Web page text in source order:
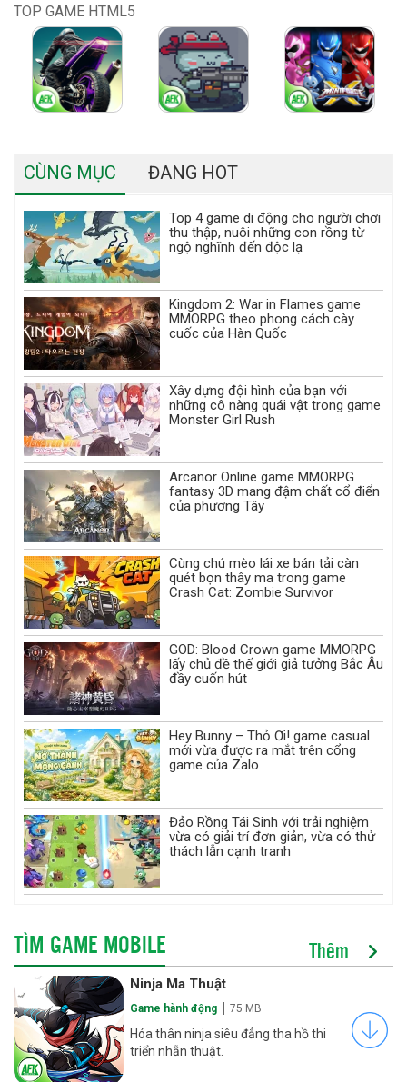
TOP GAME HTML5
CÙNG MỤC ĐANG HOT
Top 4 game di động cho người chơi
thu thập, nuôi những con rồng từ
ngộ nghĩnh đến độc lạ
Kingdom 2: War in Flames game
MMORPG theo phong cách cày
cuốc của Hàn Quốc
Xây dựng đội hình của bạn với
những cô nàng quái vật trong game
Monster Girl Rush
Arcanor Online game MMORPG
fantasy 3D mang đậm chất cổ điển
của phương Tây
Cùng chú mèo lái xe bán tải càn
quét bọn thây ma trong game
Crash Cat: Zombie Survivor
GOD: Blood Crown game MMORPG
lấy chủ đề thế giới giả tưởng Bắc Âu
đầy cuốn hút
Hey Bunny – Thỏ Ơi! game casual
mới vừa được ra mắt trên cổng
game của Zalo
Đảo Rồng Tái Sinh với trải nghiệm
vừa có giải trí đơn giản, vừa có thử
thách lẫn cạnh tranh
TÌM GAME MOBILE Thêm
Ninja Ma Thuật
Game hành động 75 MB
Hóa thân ninja siêu đẳng tha hồ thi
triển nhẫn thuật.